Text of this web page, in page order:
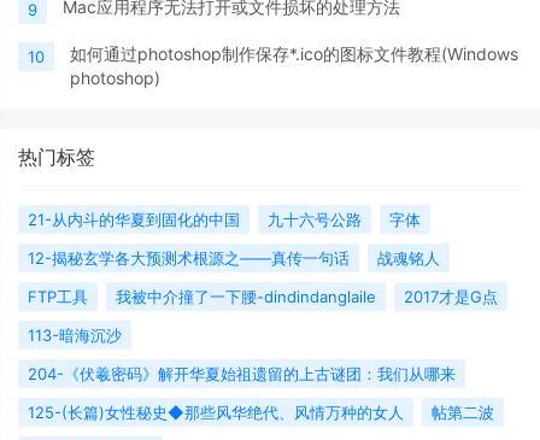
9 Mac应用程序无法打开或文件损坏的处理方法
10
如何通过photoshop制作保存*.ico的图标文件教程(Windows
photoshop)
热门标签
21-从内斗的华夏到固化的中国 九十六号公路
字体
12-揭秘玄学各大预测术根源之——真传一句话
战魂铭人
FTP工具
我被中介撞了一下腰-dindindanglaile
2017才是G点
113-暗海沉沙
204-《伏羲密码》解开华夏始祖遗留的上古谜团：我们从哪来
125-(长篇)女性秘史◆那些风华绝代、风情万种的女人
帖第二波